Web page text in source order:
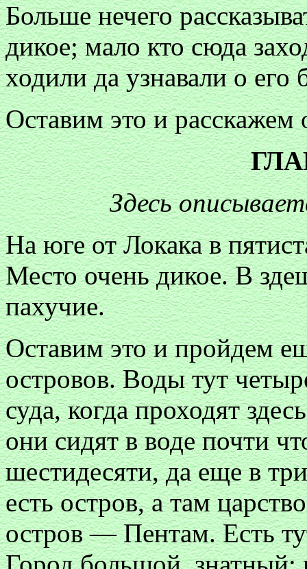
Больше нечего
дикое; мало кто сюда
ходили да узнавали о его
Оставим это и расскажем
Здесь
На юге от Локака в
Место очень дикое. В
пахучие.
Оставим это и пройдем
островов. Воды тут
суда, когда проходят
они сидят в воде почти
шестидесяти, да еще в
есть остров, а там
остров — Пентам. Есть